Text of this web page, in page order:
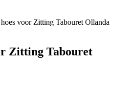
Zitting Tabouret